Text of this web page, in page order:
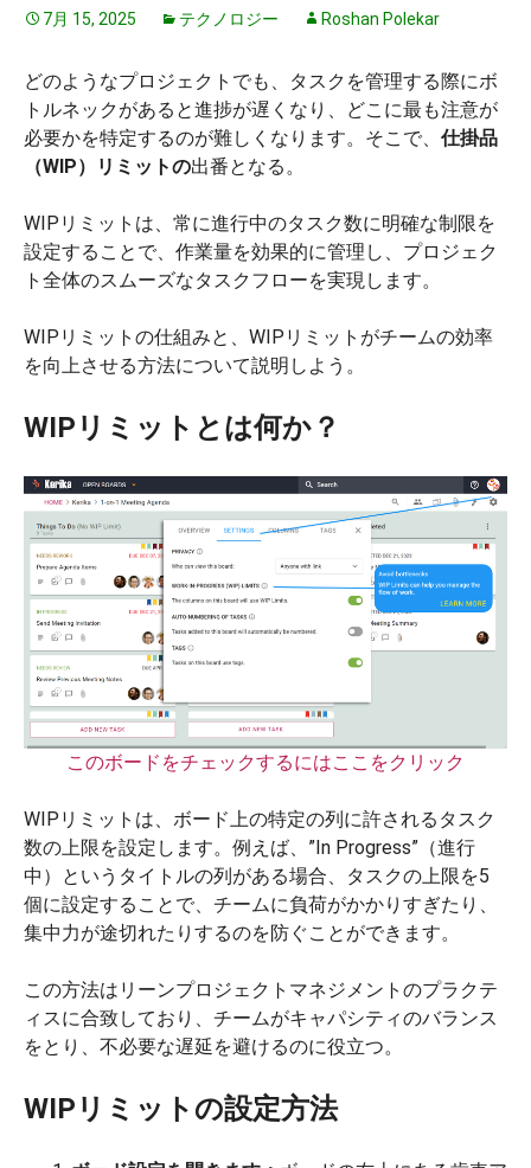
7月 15, 2025 テクノロジー Roshan Polekar
どのようなプロジェクトでも、タスクを管理する際にボ
トルネックがあると進捗が遅くなり、どこに最も注意が
必要かを特定するのが難しくなります。そこで、 仕掛品
（WIP）リミットの出番となる。
WIPリミットは、常に進行中のタスク数に明確な制限を
設定することで、作業量を効果的に管理し、プロジェク
ト全体のスムーズなタスクフローを実現します。
WIPリミットの仕組みと、WIPリミットがチームの効率
を向上させる方法について説明しよう。
WIPリミットとは何か？
このボードをチェックするにはここをクリック
WIPリミットは、ボード上の特定の列に許されるタスク
数の上限を設定します。例えば、”In Progress”（進行
中）というタイトルの列がある場合、タスクの上限を5
個に設定することで、チームに負荷がかかりすぎたり、
集中力が途切れたりするのを防ぐことができます。
この方法はリーンプロジェクトマネジメントのプラクテ
ィスに合致しており、チームがキャパシティのバランス
をとり、不必要な遅延を避けるのに役立つ。
WIPリミットの設定方法